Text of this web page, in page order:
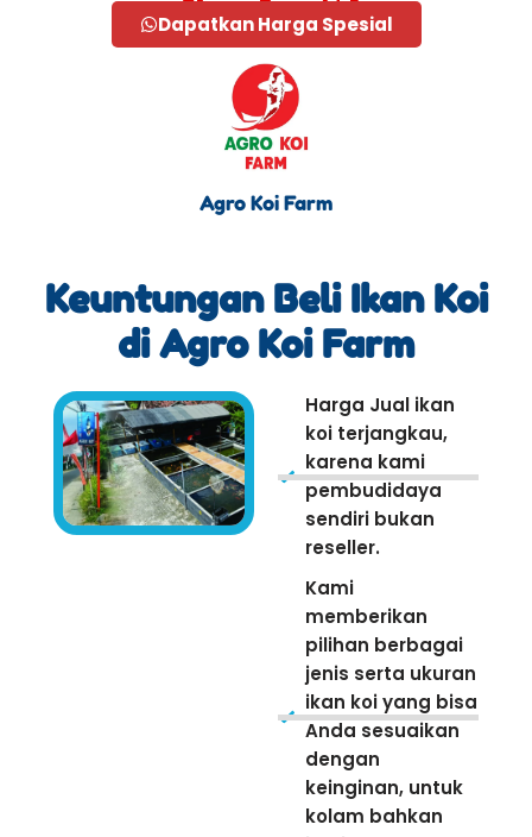
Dapatkan Harga Spesial
Agro Koi Farm
Keuntungan Beli Ikan Koi
di Agro Koi Farm
Harga Jual ikan
koi terjangkau,
karena kami
pembudidaya
sendiri bukan
reseller.
Kami
memberikan
pilihan berbagai
jenis serta ukuran
ikan koi yang bisa
Anda sesuaikan
dengan
keinginan, untuk
kolam bahkan